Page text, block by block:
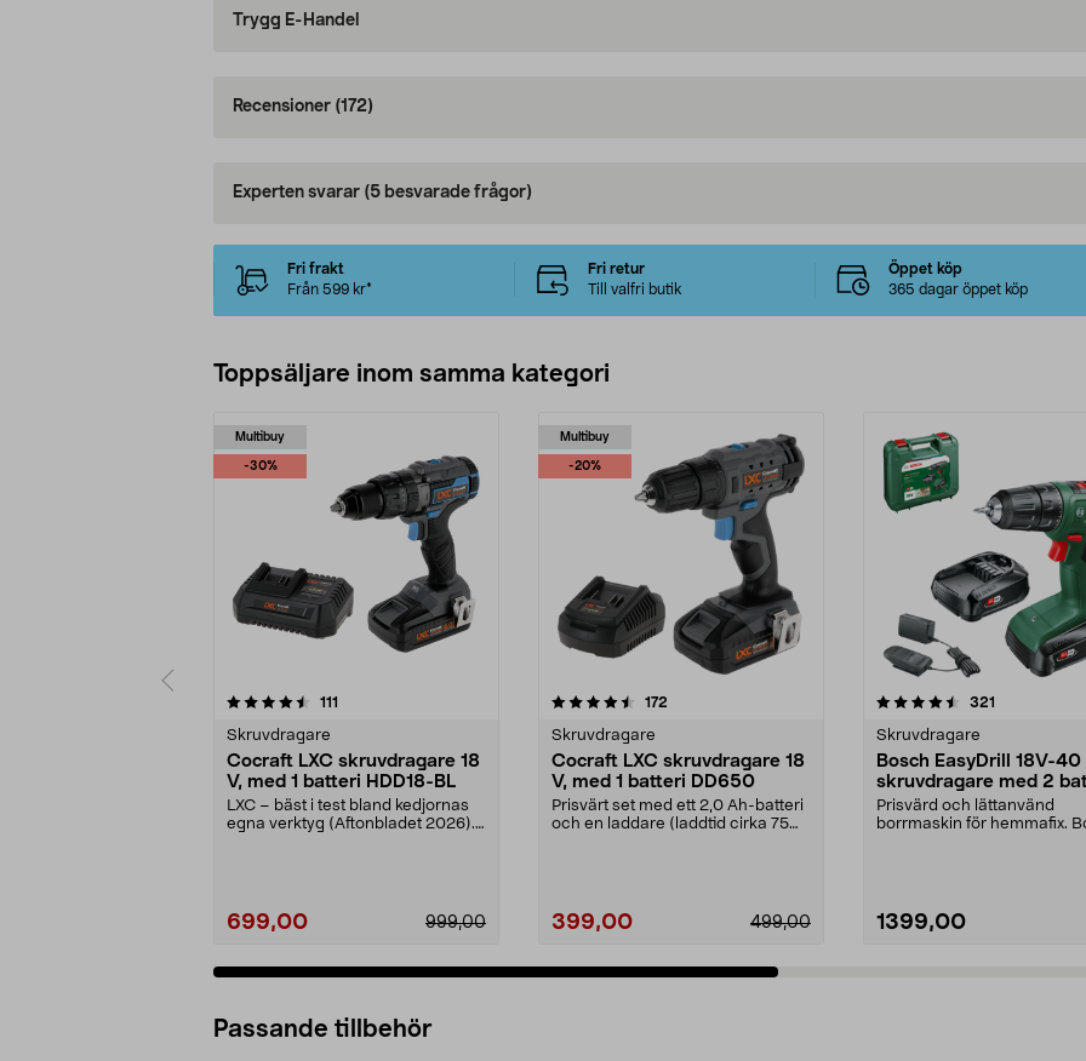
Trygg E-Handel
Recensioner (172)
Experten svarar (5 besvarade frågor)
Fri frakt
Från 599 kr*
Fri retur
Till valfri butik
Öppet köp
365 dagar öppet köp
Toppsäljare inom samma kategori
Multibuy
-30%
111
Skruvdragare
Cocraft LXC skruvdragare 18
V, med 1 batteri HDD18-BL
LXC – bäst i test bland kedjornas
egna verktyg (Aftonbladet 2026).
699,00 999,00
Multibuy
-20%
4.5 av 5 stjärnor 172
Skruvdragare
Cocraft LXC skruvdragare 18
V, med 1 batteri DD650
Prisvärt set med ett 2,0 Ah-batteri
och en laddare (laddtid cirka 75
399,00 499,00
4.5 av 5 stjärnor 321
Skruvdragare
Bosch EasyDrill 18V-40
skruvdragare med 2
Prisvärd och lättanvänd
borrmaskin för hemmafix.
1399,00
0.0 av 5 stjärnor
Passande tillbehör